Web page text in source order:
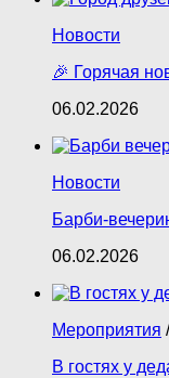
Новости
🎉 Горячая
06.02.2026
Новости
06.02.2026
Мероприятия
В гостях у